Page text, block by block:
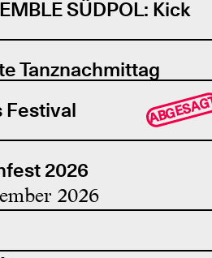
SÜDPOL: Kick
Tanznachmittag
Festival
2026
2026